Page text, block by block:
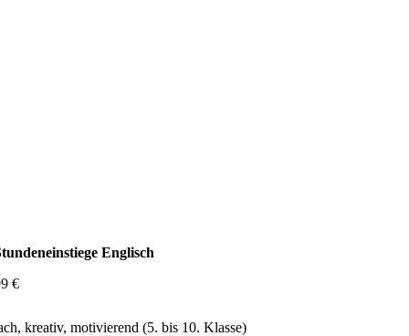
Englisch
€
kreativ, motivierend (5. bis 10. Klasse)